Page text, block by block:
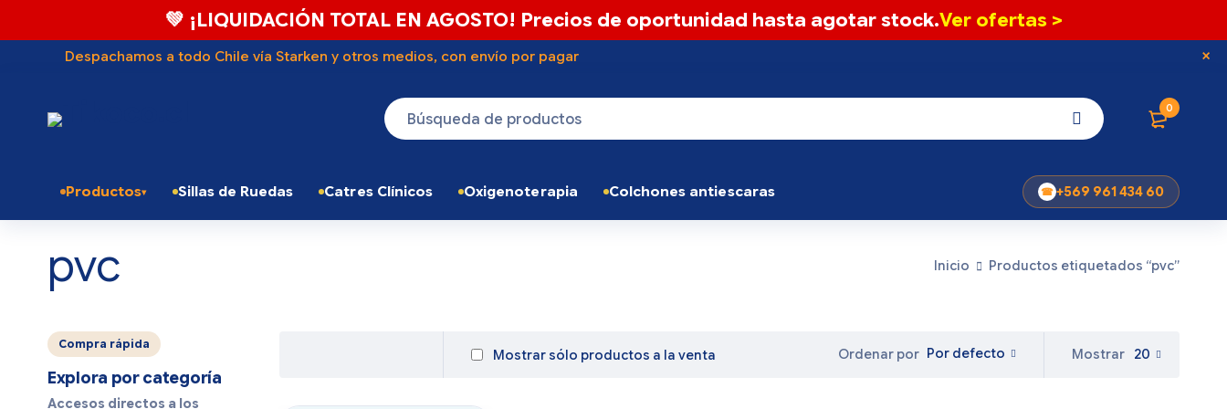
💚 ¡LIQUIDACIÓN TOTAL EN AGOSTO! Precios de oportunidad hasta agotar stock.Ver ofertas >
Despachamos a todo Chile vía Starken y otros medios, con envío por pagar
0
Productos Sillas de Ruedas Catres Clínicos Oxigenoterapia Colchones antiescaras +569 961 434 60
Inicio Productos etiquetados “pvc”
pvc
Compra rápida
Explora por categoría
Accesos directos a los
Ordenar por Por defecto
Mostrar sólo productos a la venta Mostrar 20